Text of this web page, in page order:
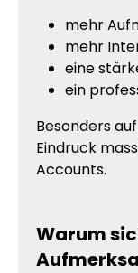
mehr
mehr
eine
ein
Besonders
Eindruck
Accounts.
Warum